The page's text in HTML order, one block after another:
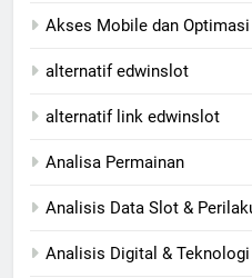
Akses Mobile dan Optimasi
alternatif edwinslot
alternatif link edwinslot
Analisa Permainan
Analisis Data Slot &
Analisis Digital & Teknologi